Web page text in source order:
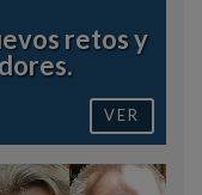
retos y
VER